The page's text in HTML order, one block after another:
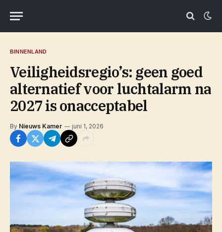
BINNENLAND
Veiligheidsregio’s: geen goed
alternatief voor luchtalarm na
2027 is onacceptabel
By Nieuws Kamer juni 1, 2026